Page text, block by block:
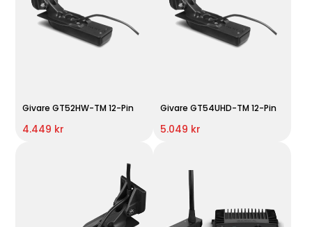
Givare GT52HW-TM 12-Pin
4.449 kr
Givare GT54UHD-TM 12-Pin
5.049 kr